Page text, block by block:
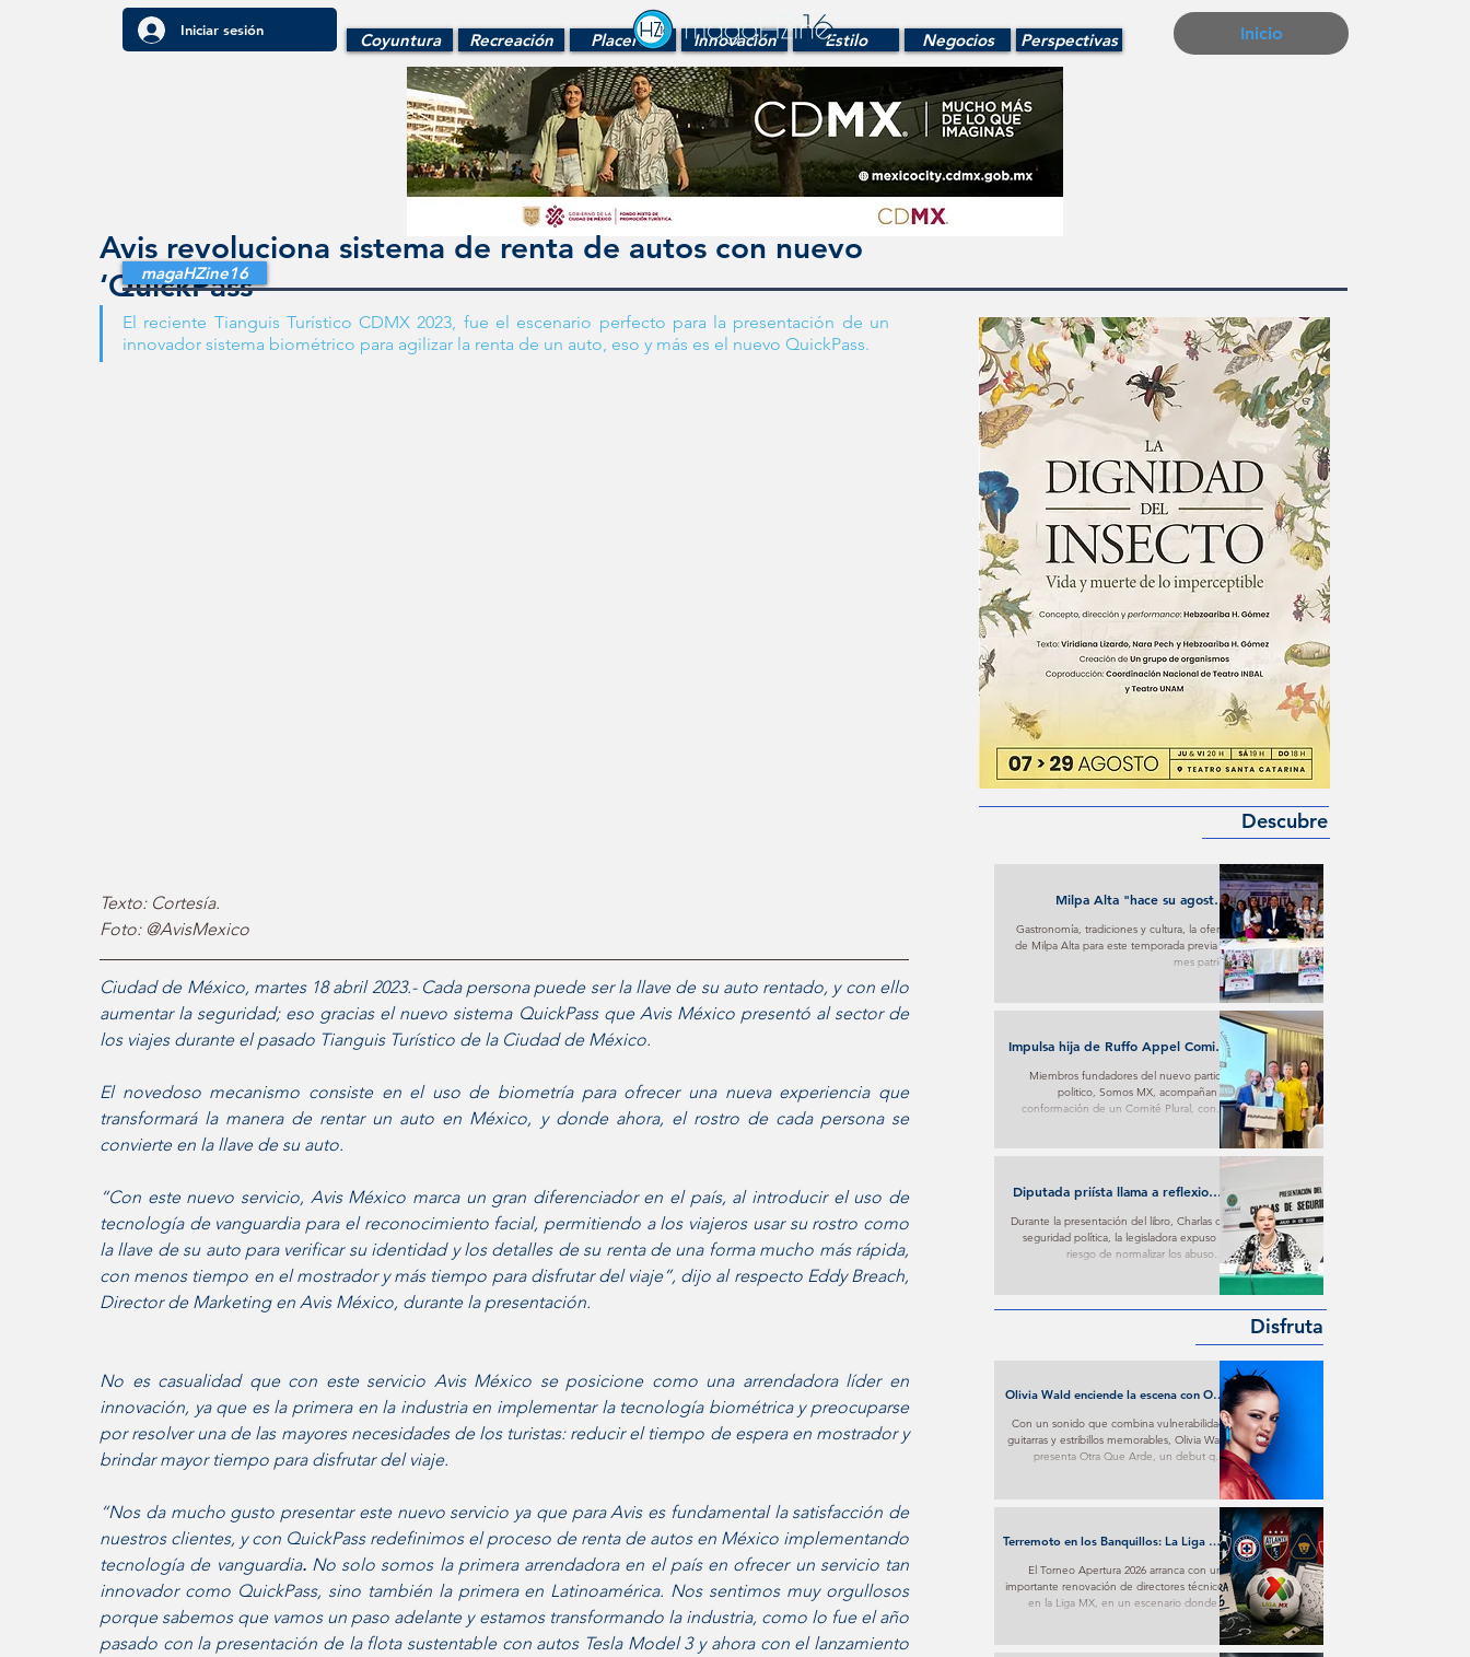
Iniciar sesión Coyuntura Recreación Placeres Innovación Estilo Negocios Perspectivas Inicio
Avis revoluciona sistema de renta de autos con nuevo
‘QuickPass’
El reciente Tianguis Turístico CDMX 2023, fue el escenario perfecto para la presentación de un
innovador sistema biométrico para agilizar la renta de un auto, eso y más es el nuevo QuickPass.
Texto: Cortesía.
Foto: @AvisMexico
Ciudad de México, martes 18 abril 2023.- Cada persona puede ser la llave de su auto rentado, y con ello
aumentar la seguridad; eso gracias el nuevo sistema QuickPass que Avis México presentó al sector de
los viajes durante el pasado Tianguis Turístico de la Ciudad de México.
El novedoso mecanismo consiste en el uso de biometría para ofrecer una nueva experiencia que
transformará la manera de rentar un auto en México, y donde ahora, el rostro de cada persona se
convierte en la llave de su auto.
“Con este nuevo servicio, Avis México marca un gran diferenciador en el país, al introducir el uso de
tecnología de vanguardia para el reconocimiento facial, permitiendo a los viajeros usar su rostro como
la llave de su auto para verificar su identidad y los detalles de su renta de una forma mucho más rápida,
con menos tiempo en el mostrador y más tiempo para disfrutar del viaje”, dijo al respecto Eddy Breach,
Director de Marketing en Avis México, durante la presentación.
No es casualidad que con este servicio Avis México se posicione como una arrendadora líder en
innovación, ya que es la primera en la industria en implementar la tecnología biométrica y preocuparse
por resolver una de las mayores necesidades de los turistas: reducir el tiempo de espera en mostrador y
brindar mayor tiempo para disfrutar del viaje.
“Nos da mucho gusto presentar este nuevo servicio ya que para Avis es fundamental la satisfacción de
nuestros clientes, y con QuickPass redefinimos el proceso de renta de autos en México implementando
tecnología de vanguardia. No solo somos la primera arrendadora en el país en ofrecer un servicio tan
innovador como QuickPass, sino también la primera en Latinoamérica. Nos sentimos muy orgullosos
porque sabemos que vamos un paso adelante y estamos transformando la industria, como lo fue el año
pasado con la presentación de la flota sustentable con autos Tesla Model 3 y ahora con el lanzamiento
magaHZine16
Milpa Alta "hace su agosto"
Gastronomía, tradiciones y cultura, la oferta
de Milpa Alta para este temporada previa al
mes patrio.
Impulsa hija de Ruffo Appel Comité
en su defensa con respaldo de
fundadores de Somos MX
Miembros fundadores del nuevo partido
politico, Somos MX, acompañan la
conformación de un Comité Plural, con el
que buscan ejercer presión para conseguir
trato digno contra lo que consideran materia
de persecución.
Diputada priísta llama a reflexionar
sobre imposiciones oficialistas
Durante la presentación del libro, Charlas de
seguridad política, la legisladora expuso el
riesgo de normalizar los abusos e
imposiciones oficialistas.
Disfruta
Olivia Wald enciende la escena con Otra
Que Arde: El desamor Pop al más puro
estilo de la narrativa estadounidense
Con un sonido que combina vulnerabilidad,
guitarras y estribillos memorables, Olivia Wald
presenta Otra Que Arde, un debut que
transforma el desamor en una poderosa
experiencia pop y marca un nuevo paso en
su proyección internacional.
Terremoto en los Banquillos: La Liga MX
Reinventa sus Liderazgos para el
Apertura 2026
El Torneo Apertura 2026 arranca con una
importante renovación de directores técnicos
en la Liga MX, en un escenario donde la
estrategia y los nuevos proyectos buscarán
marcar la diferencia desde la primera jornada.
Descubre